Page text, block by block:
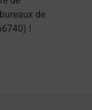
de
!